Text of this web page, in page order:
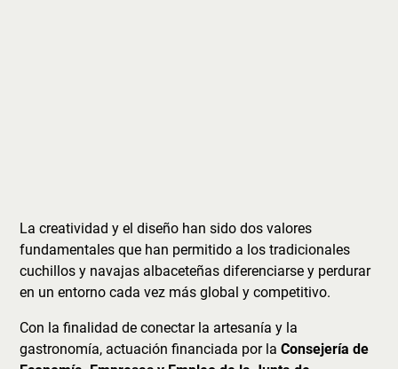
La creatividad y el diseño han sido dos valores
fundamentales que han permitido a los tradicionales
cuchillos y navajas albaceteñas diferenciarse y perdurar
en un entorno cada vez más global y competitivo.
Con la finalidad de conectar la artesanía y la
gastronomía, actuación financiada por laConsejería de